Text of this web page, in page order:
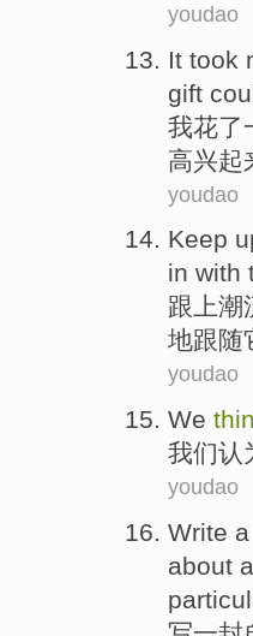
youdao
It took
gift
我花了
高兴起
youdao
Keep
in with
跟上潮
地跟随
youdao
We
我们认
youdao
Write
about